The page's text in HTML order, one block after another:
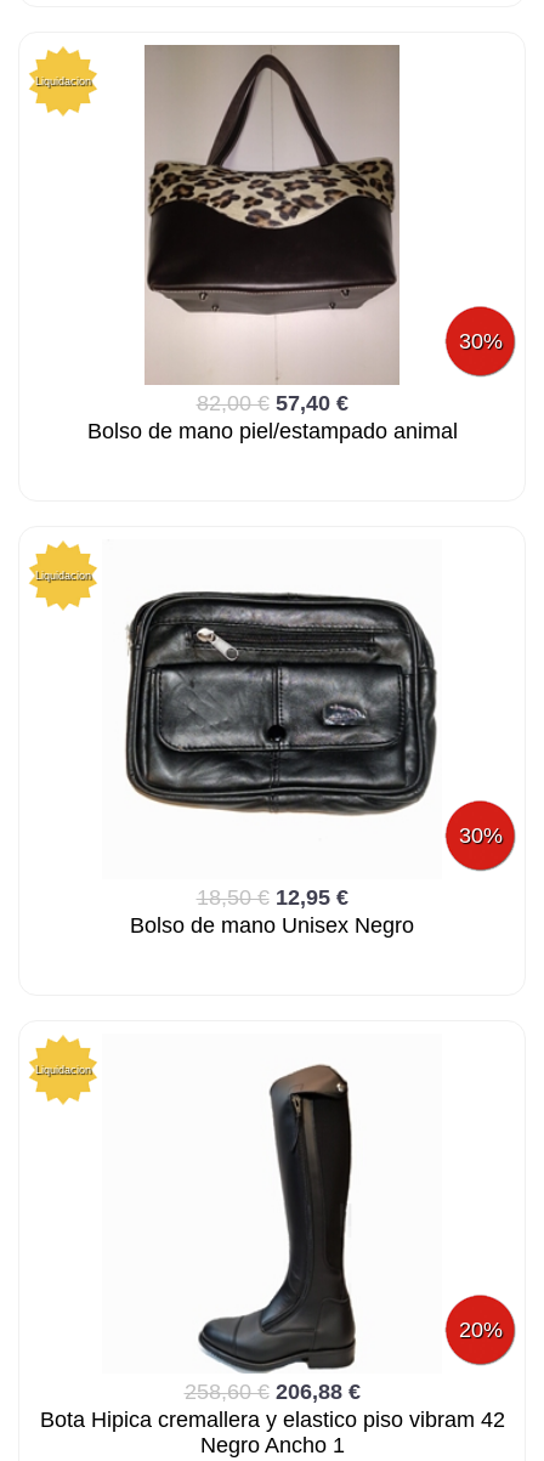
Liquidacion
30%
82,00 € 57,40 €
Bolso de mano piel/estampado animal
Liquidacion
30%
18,50 € 12,95 €
Bolso de mano Unisex Negro
Liquidacion
20%
258,60 € 206,88 €
Bota Hipica cremallera y elastico piso vibram 42
Negro Ancho 1